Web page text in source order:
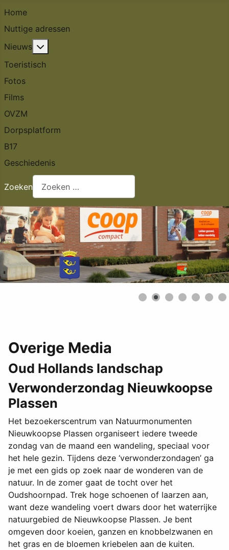
Home
Nuttige adressen
Nieuws
Toeristisch
Fotos
Films
OVZM
Dorpsplatform
B17
Geschiedenis
Zoeken
Overige Media
Oud Hollands landschap
Verwonderzondag Nieuwkoopse
Plassen
Het bezoekerscentrum van Natuurmonumenten
Nieuwkoopse Plassen organiseert iedere tweede
zondag van de maand een wandeling, speciaal voor
het hele gezin. Tijdens deze ‘verwonderzondagen’ ga
je met een gids op zoek naar de wonderen van de
natuur. In de zomer gaat de tocht over het
Oudshoornpad. Trek hoge schoenen of laarzen aan,
want deze wandeling voert dwars door het waterrijke
natuurgebied de Nieuwkoopse Plassen. Je bent
omgeven door koeien, ganzen en knobbelzwanen en
het gras en de bloemen kriebelen aan de kuiten.